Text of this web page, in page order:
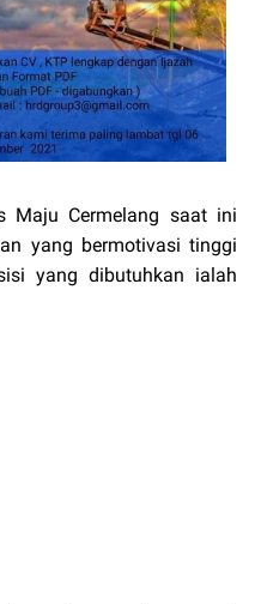
Maju Cermelang saat ini
yang bermotivasi tinggi
yang dibutuhkan ialah